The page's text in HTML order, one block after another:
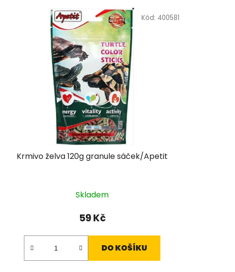
e
n
í
p
r
o
d
u
k
t
ů
Krmivo želva 120g granule sáček/Apetit
Skladem
59 Kč
DO KOŠÍKU
Kód: 400581